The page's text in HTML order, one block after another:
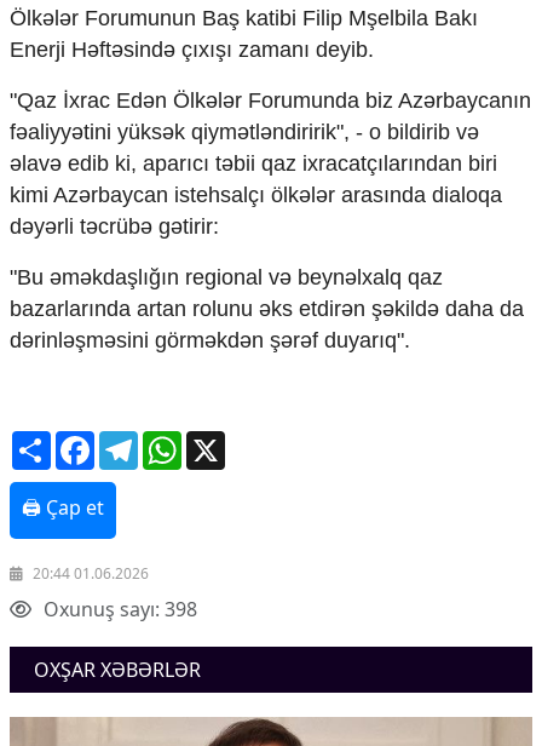
Humanitar
Mədəniyyət
Diaspor
Yüksəliş hekayəsi
Mədəniyyətimizin Zəfəri
Zəfər Diasporu
Səhiyyə
Turizm
İqtisadiyyat
Neft-qaz
Əmək və sosial siyasət
Kənd təsərrüfatı
Hərbi sənaye
Telekommunikasiya və nəqliyyat
Cəmiyyət
Crossmedia.az - 1 yaş
Siyasət
Ölkələr Forumunun Baş katibi Filip Mşelbila Bakı
Enerji Həftəsində çıxışı zamanı deyib.
"Qaz İxrac Edən Ölkələr Forumunda biz Azərbaycanın
fəaliyyətini yüksək qiymətləndiririk", - o bildirib və
əlavə edib ki, aparıcı təbii qaz ixracatçılarından biri
kimi Azərbaycan istehsalçı ölkələr arasında dialoqa
dəyərli təcrübə gətirir:
"Bu əməkdaşlığın regional və beynəlxalq qaz
bazarlarında artan rolunu əks etdirən şəkildə daha da
dərinləşməsini görməkdən şərəf duyarıq".
ShareFacebookTelegramWhatsApp
🖨 Çap et
20:44 01.06.2026
Oxunuş sayı: 398
OXŞAR XƏBƏRLƏR